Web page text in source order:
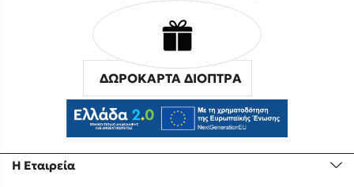
Η Εταιρεία
ΔΩΡΟΚΑΡΤΑ ΔΙΟΠΤΡΑ